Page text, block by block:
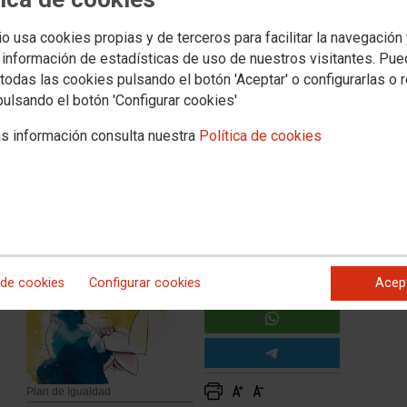
usa cookies propias y de terceros para facilitar la navegación
de estadísticas de uso de nuestros visitantes.
las cookies pulsando el botón 'Aceptar' o configurarlas o
el botón 'Configurar cookies'
información consulta nuestra Política de cookies
cookies Configurar cookies
en Santos Ochoa
Formación, Comunicación y lenguaje … que
de la plantilla. También se revisará y actualizará
razón de sexo.
Plan de Igualdad